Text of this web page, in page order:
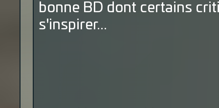
bonne BD dont certains
s'inspirer...